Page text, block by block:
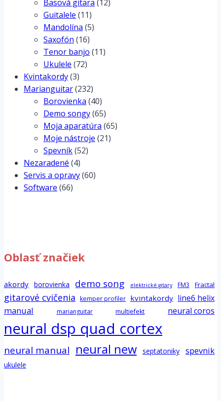
Basová gitara (12)
Guitalele (11)
Mandolína (5)
Saxofón (16)
Tenor banjo (11)
Ukulele (72)
Kvintakordy(3)
Marianguitar(232)
Borovienka (40)
Demo songy(65)
Moja aparatúra (65)
Moje nástroje (21)
Spevník(52)
Nezaradené (4)
Servis a opravy(60)
Software (66)
Oblasť značiek
akordy borovienka demo song elektrické gitary FM3 Fractal
gitarové cvičenia kemper profiler kvintakordy line6 helix
manual marianguitar multiefekt neural coros
neural dsp quad cortex
neural manual neural new septatoniky spevnik
ukulele